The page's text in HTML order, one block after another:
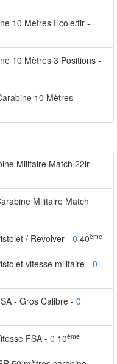
10 Mètres Ecole/tir -
10 Mètres 3 Positions -
10 Mètres
Militaire Match 22lr -
Militaire Match
/ Revolver - 0 40ème
vitesse militaire - 0
- Gros Calibre - 0
FSA - 0 10ème